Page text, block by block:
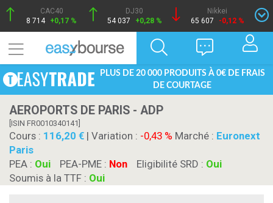
CAC40
8 714 +0,17 %
DJ30
54 037
+0,28 %
Nikkei
65 607
-0,12 %
PLUS DE 20 000 PRODUITS À 0€ DE FRAIS
DE COURTAGE
AEROPORTS DE PARIS - ADP
[ISIN FR0010340141]
Cours : 116,20 | Variation : -0,43 % Marché : Euronext
Paris
PEA : Oui PEA-PME : Non Eligibilité SRD : Oui
Soumis à la TTF : Oui